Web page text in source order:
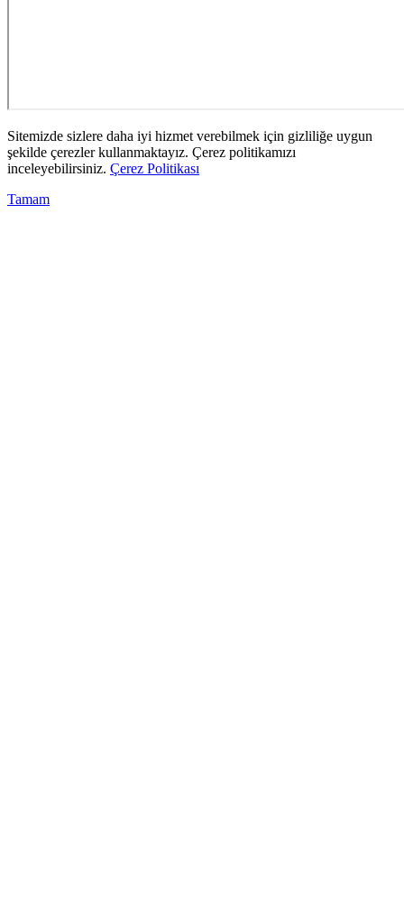
Sitemizde sizlere daha iyi hizmet verebilmek için gizliliğe uygun
şekilde çerezler kullanmaktayız. Çerez politikamızı
inceleyebilirsiniz. Çerez Politikası
Tamam